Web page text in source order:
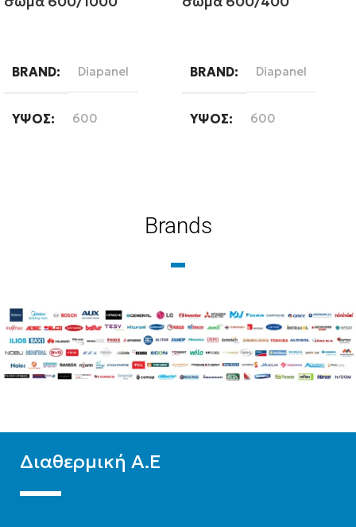
BRAND Diapanel
ΎΨΟΣ 600
Δίστηλο ,Μονόστηλο ,
Τρίστηλο
BRAND Diapanel
ΎΨΟΣ 600
ΤΎΠΟΣ ΒΡΌΓΧΟΥ
Δίστηλο ,Μονόστηλο ,
Τρίστηλο
Brands
Διαθερμική Α.Ε